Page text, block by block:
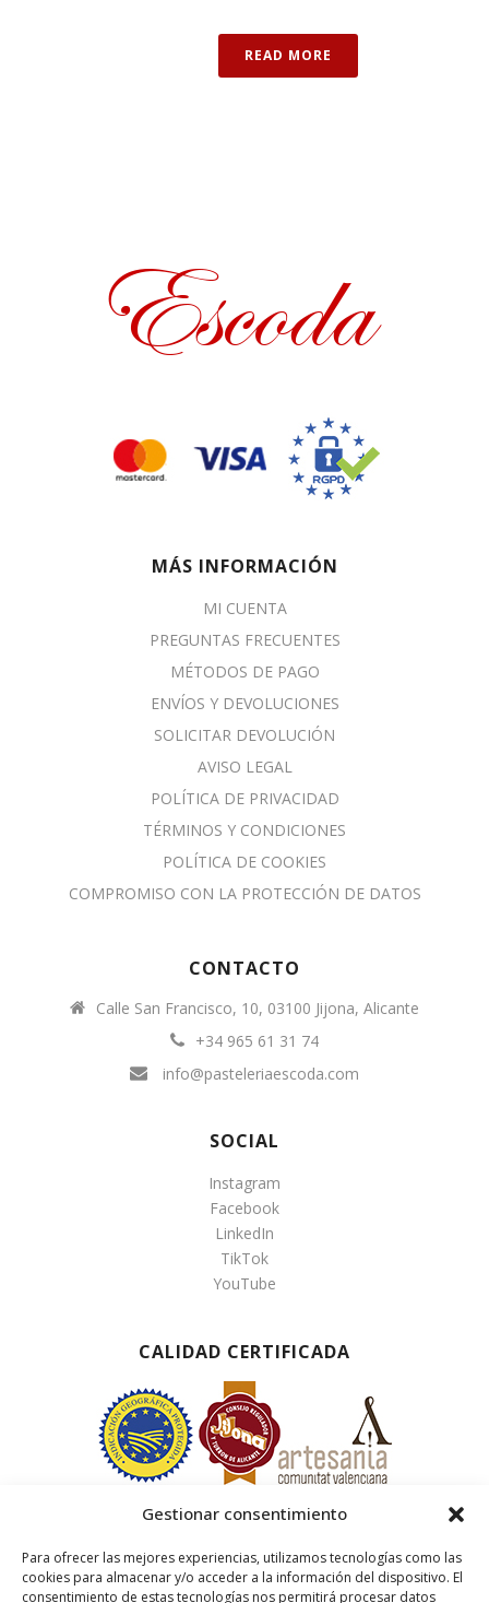
Gestionar consentimiento
Para ofrecer las mejores experiencias, utilizamos tecnologías como las
cookies para almacenar y/o acceder a la información del dispositivo. El
consentimiento de estas tecnologías nos permitirá procesar datos
READ MORE
MÁS INFORMACIÓN
MI CUENTA
PREGUNTAS FRECUENTES
MÉTODOS DE PAGO
ENVÍOS Y DEVOLUCIONES
SOLICITAR DEVOLUCIÓN
AVISO LEGAL
POLÍTICA DE PRIVACIDAD
TÉRMINOS Y CONDICIONES
POLÍTICA DE COOKIES
COMPROMISO CON LA PROTECCIÓN DE DATOS
CONTACTO
Calle San Francisco, 10, 03100 Jijona, Alicante
+34 965 61 31 74
info@pasteleriaescoda.com
SOCIAL
Instagram
Facebook
LinkedIn
TikTok
YouTube
CALIDAD CERTIFICADA